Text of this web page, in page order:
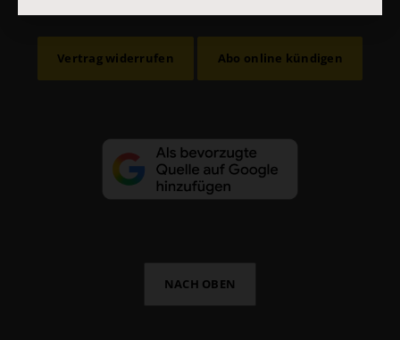
Vertrag widerrufen Abo online kündigen
NACH OBEN